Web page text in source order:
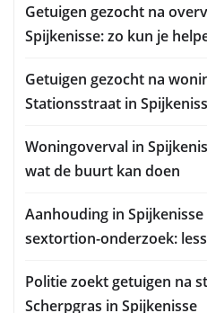
Getuigen gezocht na
Spijkenisse: zo kun je
Getuigen gezocht na
Stationsstraat in
Woningoverval in
wat de buurt kan doen
Aanhouding in
sextortion-onderzoek:
Politie zoekt getuigen na
Scherpgras in Spijkenisse